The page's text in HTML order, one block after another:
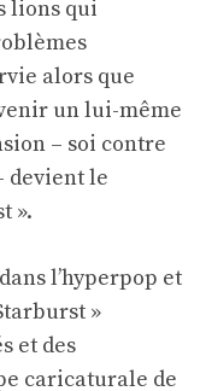
lions qui
alors que
un lui-même
– soi contre
devient le
».
l’hyperpop et
»
et des
caricaturale de